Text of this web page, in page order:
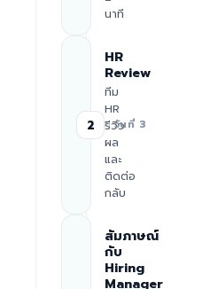
นาที
2
HR
Review
ทีม
HR
รีวิว
ผล
และ
ติดต่อ
กลับ
≈ วันที่ 3
สัมภาษณ์
กับ
Hiring
Manager